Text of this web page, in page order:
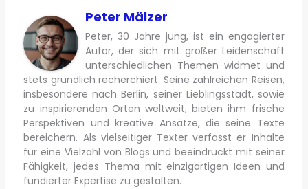
Peter Mälzer
Peter, 30 Jahre jung, ist ein engagierter
Autor, der sich mit großer Leidenschaft
unterschiedlichen Themen widmet und
stets gründlich recherchiert. Seine zahlreichen Reisen,
insbesondere nach Berlin, seiner Lieblingsstadt, sowie
zu inspirierenden Orten weltweit, bieten ihm frische
Perspektiven und kreative Ansätze, die seine Texte
bereichern. Als vielseitiger Texter verfasst er Inhalte
für eine Vielzahl von Blogs und beeindruckt mit seiner
Fähigkeit, jedes Thema mit einzigartigen Ideen und
fundierter Expertise zu gestalten.